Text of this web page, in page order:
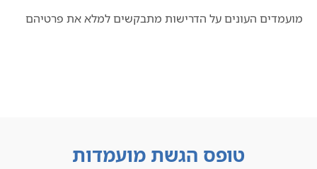
מועמדים העונים על הדרישות מתבקשים למלא את פרטיהם
טופס הגשת מועמדות